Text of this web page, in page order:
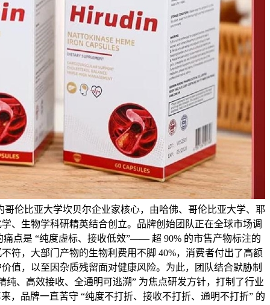
哥伦比亚大学坎贝尔企业家核心，由哈佛、哥伦比亚大学、耶
、生物学科研精英结合创立。品牌创始团队正在全球市场调
点是 “纯度虚标、接收低效”—— 超 90% 的市售产物标注的
符，大部门产物的生物利费用不脚 40%，消费者付出了高额
值，以至因杂质残留面对健康风险。为此，团队结合默胁制
纯、高效接收、全通明可逃溯” 为焦点研发方针，打制了行业
，品牌一直苦守 “纯度不打折、接收不打折、通明不打折” 的